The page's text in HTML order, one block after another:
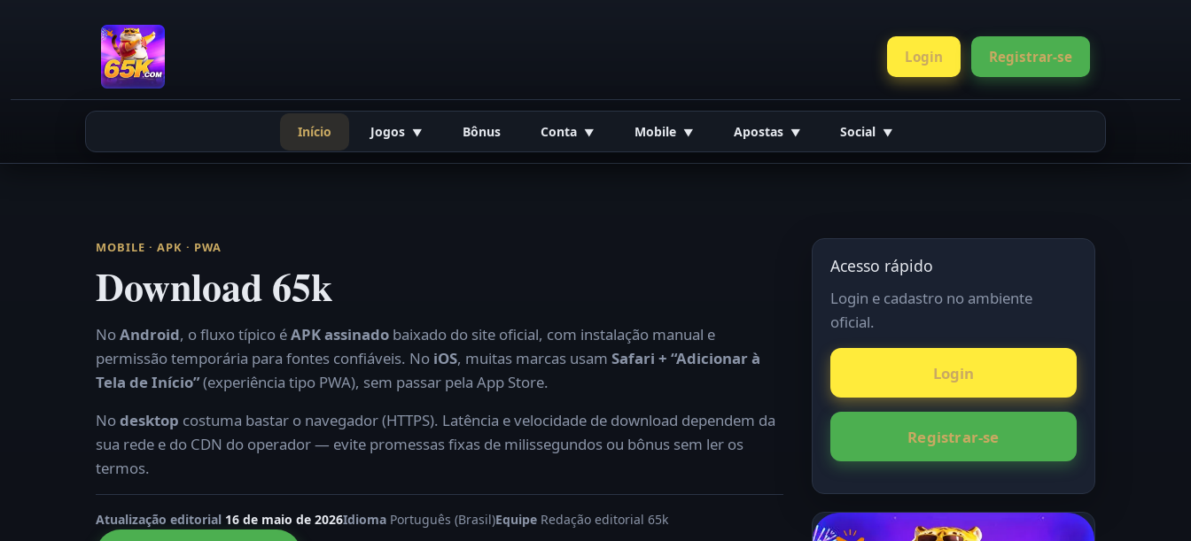
Login Registrar-se
Início Jogos Bônus Conta Mobile Apostas Social
MOBILE · APK · PWA
Download 65k
NoAndroid, o fluxo típico éAPK assinado baixado do site oficial, com instalação manual e
permissão temporária para fontes confiáveis. No iOS, muitas marcas usam Safari + “Adicionar à
Tela de Início”(experiência tipo PWA), sem passar pela App Store.
Nodesktop costuma bastar o navegador (HTTPS). Latência e velocidade de download dependem da
sua rede e do CDN do operador — evite promessas fixas de milissegundos ou bônus sem ler os
termos.
Atualização editorial 16 de maio de 2026Idioma Português (Brasil)Equipe Redação editorial 65k
Acesso rápido
Login e cadastro no ambiente
oficial.
Login
Registrar-se